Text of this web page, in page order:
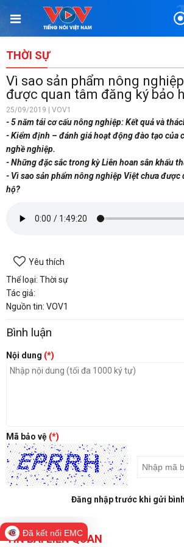
THỜI SỰ
Vì sao sản phẩm nông
được quan tâm đăng ký bảo
25/09/2019 | VOV1
- 5 năm tái cơ cấu nông nghiệp: Kết quả và
- Kiểm định – đánh giá hoạt động đào tạo của
nghề nghiệp.
- Những đặc sắc trong kỳ Liên hoan sân khấu
- Vì sao sản phẩm nông nghiệp Việt chưa được
hộ?
Yêu thích
Thể loại: Thời sự
Tác giả:
Nguồn tin: VOV1
Bình luận
Nội dung (*)
Mã bảo vệ (*)
Đăng nhập trước khi gửi
TIN BÀI LIÊN QUAN
Đã kết nối EMC